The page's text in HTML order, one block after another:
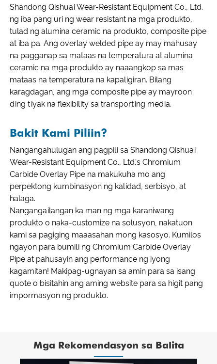
Shandong Qishuai Wear-Resistant Equipment Co., Ltd.
ng iba pang uri ng wear resistant na mga produkto,
tulad ng alumina ceramic na produkto, composite pipe
at iba pa. Ang overlay welded pipe ay may mahusay
na pagganap sa mataas na temperatura at alumina
ceramic na mga produkto ay naaangkop sa mas
mataas na temperatura na kapaligiran. Bilang
karagdagan, ang mga composite pipe ay mayroon
ding tiyak na flexibility sa transporting media.
Bakit Kami Piliin?
Nangangahulugan ang pagpili sa Shandong Qishuai
Wear-Resistant Equipment Co., Ltd.'s Chromium
Carbide Overlay Pipe na makukuha mo ang
perpektong kumbinasyon ng kalidad, serbisyo, at
halaga.
Nangangailangan ka man ng mga karaniwang
produkto o naka-customize na solusyon, nakatuon
kami sa pagiging maaasahan mong kasosyo. Kumilos
ngayon para bumili ng Chromium Carbide Overlay
Pipe at pahusayin ang performance ng iyong
kagamitan! Makipag-ugnayan sa amin para sa isang
quote o bisitahin ang aming website para sa higit pang
impormasyon ng produkto.
Mga Rekomendasyon sa Balita